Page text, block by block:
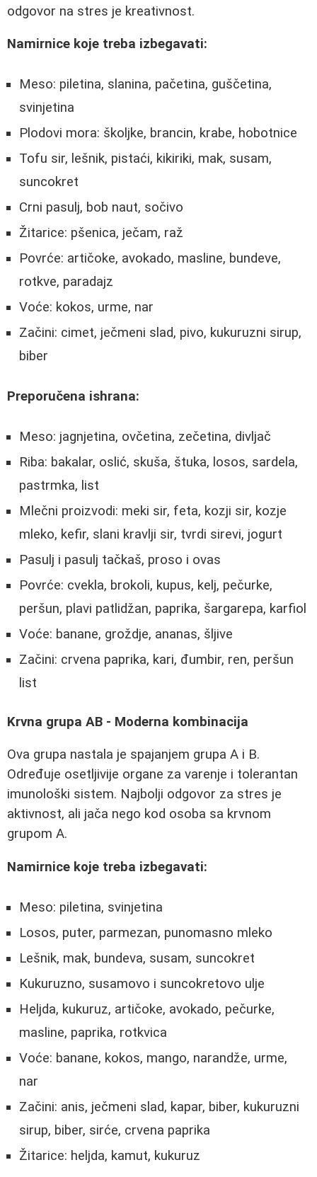
odgovor na stres je kreativnost.
Namirnice koje treba izbegavati:
Meso: piletina, slanina, pačetina, guščetina,
svinjetina
Plodovi mora: školjke, brancin, krabe, hobotnice
Tofu sir, lešnik, pistaći, kikiriki, mak, susam,
suncokret
Crni pasulj, bob naut, sočivo
Žitarice: pšenica, ječam, raž
Povrće: artičoke, avokado, masline, bundeve,
rotkve, paradajz
Voće: kokos, urme, nar
Začini: cimet, ječmeni slad, pivo, kukuruzni sirup,
biber
Preporučena ishrana:
Meso: jagnjetina, ovčetina, zečetina, divljač
Riba: bakalar, oslić, skuša, štuka, losos, sardela,
pastrmka, list
Mlečni proizvodi: meki sir, feta, kozji sir, kozje
mleko, kefir, slani kravlji sir, tvrdi sirevi, jogurt
Pasulj i pasulj tačkaš, proso i ovas
Povrće: cvekla, brokoli, kupus, kelj, pečurke,
peršun, plavi patlidžan, paprika, šargarepa, karfiol
Voće: banane, groždje, ananas, šljive
Začini: crvena paprika, kari, đumbir, ren, peršun
list
Krvna grupa AB - Moderna kombinacija
Ova grupa nastala je spajanjem grupa A i B.
Određuje osetljivije organe za varenje i tolerantan
imunološki sistem. Najbolji odgovor za stres je
aktivnost, ali jača nego kod osoba sa krvnom
grupom A.
Namirnice koje treba izbegavati:
Meso: piletina, svinjetina
Losos, puter, parmezan, punomasno mleko
Lešnik, mak, bundeva, susam, suncokret
Kukuruzno, susamovo i suncokretovo ulje
Heljda, kukuruz, artičoke, avokado, pečurke,
masline, paprika, rotkvica
Voće: banane, kokos, mango, narandže, urme,
nar
Začini: anis, ječmeni slad, kapar, biber, kukuruzni
sirup, biber, sirće, crvena paprika
Žitarice: heljda, kamut, kukuruz